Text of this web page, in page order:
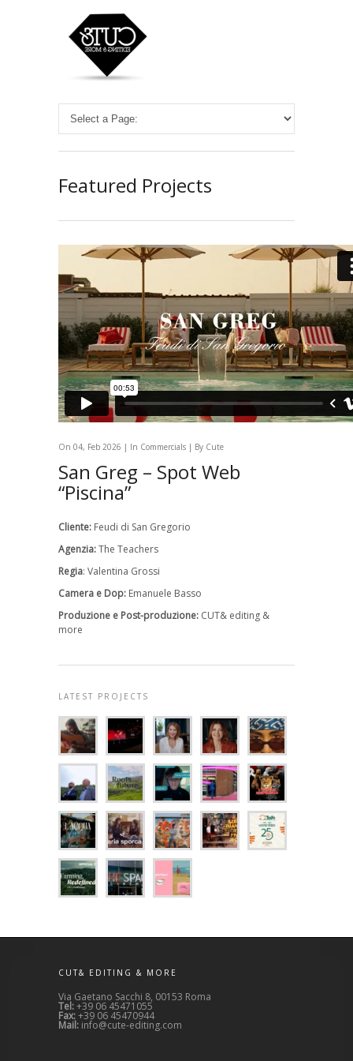
Featured Projects
On 04, Feb 2026 | In Commercials | By Cute
San Greg – Spot Web
“Piscina”
Cliente: Feudi di San Gregorio
Agenzia:The Teachers
Regia: Valentina Grossi
Camera e Dop: Emanuele Basso
Produzione e Post-produzione: CUT& editing &
more
LATEST PROJECTS
CUT& EDITING & MORE
Via Gaetano Sacchi 8, 00153 Roma
Tel:+39 06 45471055
Fax:+39 06 45470944
Mail: info@cute-editing.com